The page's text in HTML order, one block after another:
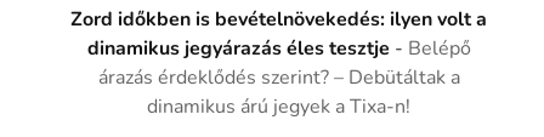
Zord időkben is bevételnövekedés: ilyen volt a
dinamikus jegyárazás éles tesztje - Belépő
árazás érdeklődés szerint? – Debütáltak a
dinamikus árú jegyek a Tixa-n!